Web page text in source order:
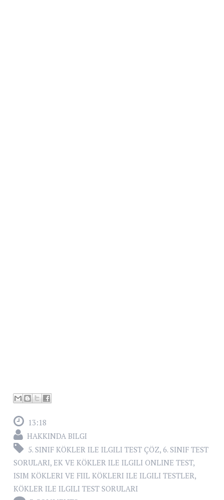
13:18
HAKKINDA BILGI
5. SINIF KÖKLER ILE ILGILI TEST ÇÖZ, 6. SINIF TEST
SORULARI, EK VE KÖKLER ILE ILGILI ONLINE TEST,
ISIM KÖKLERI VE FIIL KÖKLERI ILE ILGILI TESTLER,
KÖKLER ILE ILGILI TEST SORULARI